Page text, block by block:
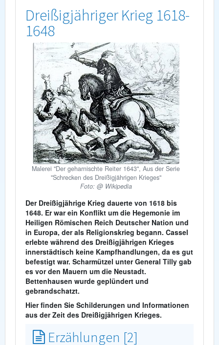
Dreißigjähriger Krieg 1618-
1648
Malerei "Der geharnischte Reiter 1643", Aus der Serie
"Schrecken des Dreißigjährigen Krieges"
Foto: @ Wikipedia
Der Dreißigjährige Krieg dauerte von 1618 bis
1648. Er war ein Konflikt um die Hegemonie im
Heiligen Römischen Reich Deutscher Nation und
in Europa, der als Religionskrieg begann. Cassel
erlebte während des Dreißigjährigen Krieges
innerstädtisch keine Kampfhandlungen, da es gut
befestigt war. Scharmützel unter General Tilly gab
es vor den Mauern um die Neustadt.
Bettenhausen wurde geplündert und
gebrandschatzt.
Hier finden Sie Schilderungen und Informationen
aus der Zeit des Dreißigjährigen Krieges.
Erzählungen [2]